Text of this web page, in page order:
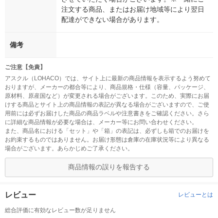
注文する商品、またはお届け地域等により翌日
配達ができない場合があります。
備考
ご注意【免責】
アスクル（LOHACO）では、サイト上に最新の商品情報を表示するよう努めて
おりますが、メーカーの都合等により、商品規格・仕様（容量、パッケージ、
原材料、原産国など）が変更される場合がございます。このため、実際にお届
けする商品とサイト上の商品情報の表記が異なる場合がございますので、ご使
用前には必ずお届けした商品の商品ラベルや注意書きをご確認ください。さら
に詳細な商品情報が必要な場合は、メーカー等にお問い合わせください。
また、商品名における「セット」や「箱」の表記は、必ずしも箱でのお届けを
お約束するものではありません。お届け形態は倉庫の在庫状況等により異なる
場合がございます。あらかじめご了承ください。
商品情報の誤りを報告する
レビュー レビューとは
総合評価に有効なレビュー数が足りません